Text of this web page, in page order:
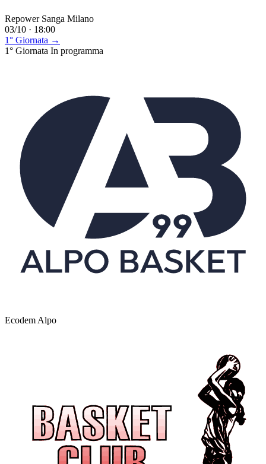
Repower Sanga Milano
03/10 · 18:00
1° Giornata →
1° Giornata In programma
Ecodem Alpo